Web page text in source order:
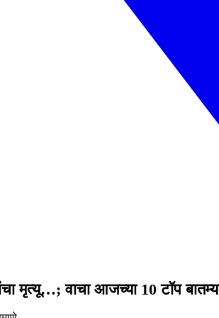
मृत्यू…; वाचा आजच्या 10 टॉप